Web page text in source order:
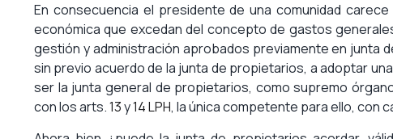
En consecuencia el presidente de una comunidad
económica que excedan del concepto de gastos
gestión y administración aprobados previamente en junta
sin previo acuerdo de la junta de propietarios, a adoptar
ser la junta general de propietarios, como supremo
con los arts.13y14LPH, la única competente para ello, con